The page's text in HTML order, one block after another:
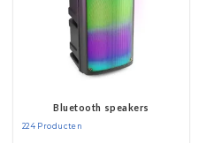
Bluetooth speakers
224 Producten